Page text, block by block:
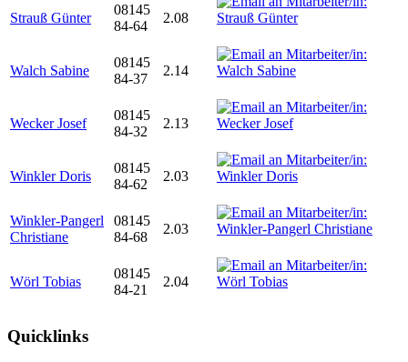
Strauß Günter
08145
84-64
2.08
Walch Sabine
08145
84-37
2.14
Wecker Josef
08145
84-32
2.13
Winkler Doris
08145
84-62
2.03
Winkler-Pangerl
Christiane
08145
84-68
2.03
Wörl Tobias
08145
84-21
2.04
Quicklinks